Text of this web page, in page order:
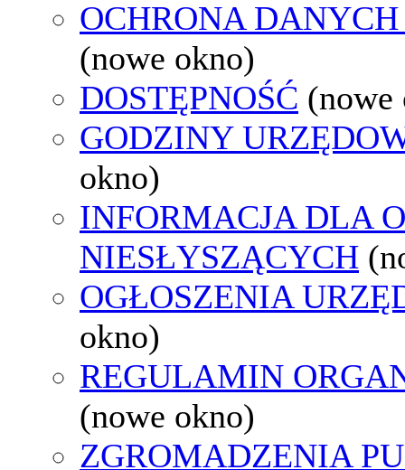
OCHRONA
(nowe okno)
DOSTĘPNOŚĆ (nowe
GODZINY
okno)
INFORMACJA DLA
NIESŁYSZĄCYCH
OGŁOSZENIA
okno)
REGULAMIN
(nowe okno)
ZGROMADZENIA